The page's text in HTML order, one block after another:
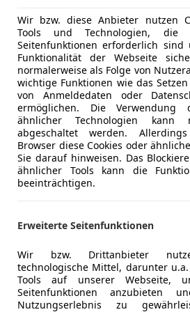
Lackierung
Farbe der Innenausstattung
Innenausstattung
Der Mercedes-AMG E53
Sound: Durch die
satteren, sportlicheren
vorhanden.
Ablage-Paket
Adaptive
Akustik-Verdeck farbig
AMG Track Package
Armaturentafel Oberteil
Audio-Navigationssystem:
Mehr anzeigen
Wir bzw. diese Anbieter nutzen
Tools und Technologien,
Seitenfunktionen erforderlich
Funktionalität der Webseite
normalerweise als Folge von
wichtige Funktionen wie das
von Anmeldedaten oder
ermöglichen. Die Verwendung
ähnlicher Technologien kann
abgeschaltet werden.
Browser diese Cookies oder
Sie darauf hinweisen. Das
ähnlicher Tools kann die
beeinträchtigen.
Erweiterte Seitenfunktionen
Wir bzw. Drittanbieter
technologische Mittel, darunter
Tools auf unserer Webseite,
Seitenfunktionen anzubieten
Nutzungserlebnis zu